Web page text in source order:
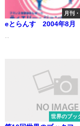
月刊
eとらんす 2004年8月
世界のブッ